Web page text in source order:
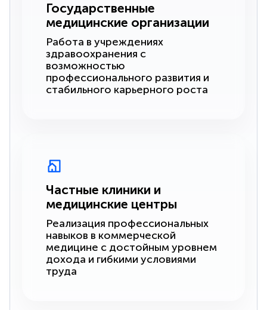
Государственные
медицинские организации
Работа в учреждениях
здравоохранения с
возможностью
профессионального развития и
стабильного карьерного роста
Частные клиники и
медицинские центры
Реализация профессиональных
навыков в коммерческой
медицине с достойным уровнем
дохода и гибкими условиями
труда